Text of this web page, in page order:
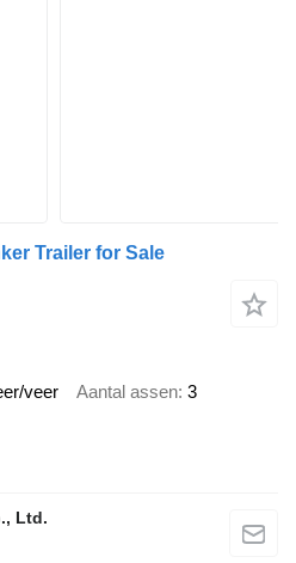
Trailer for Sale
veer Aantal assen 3
Ltd.